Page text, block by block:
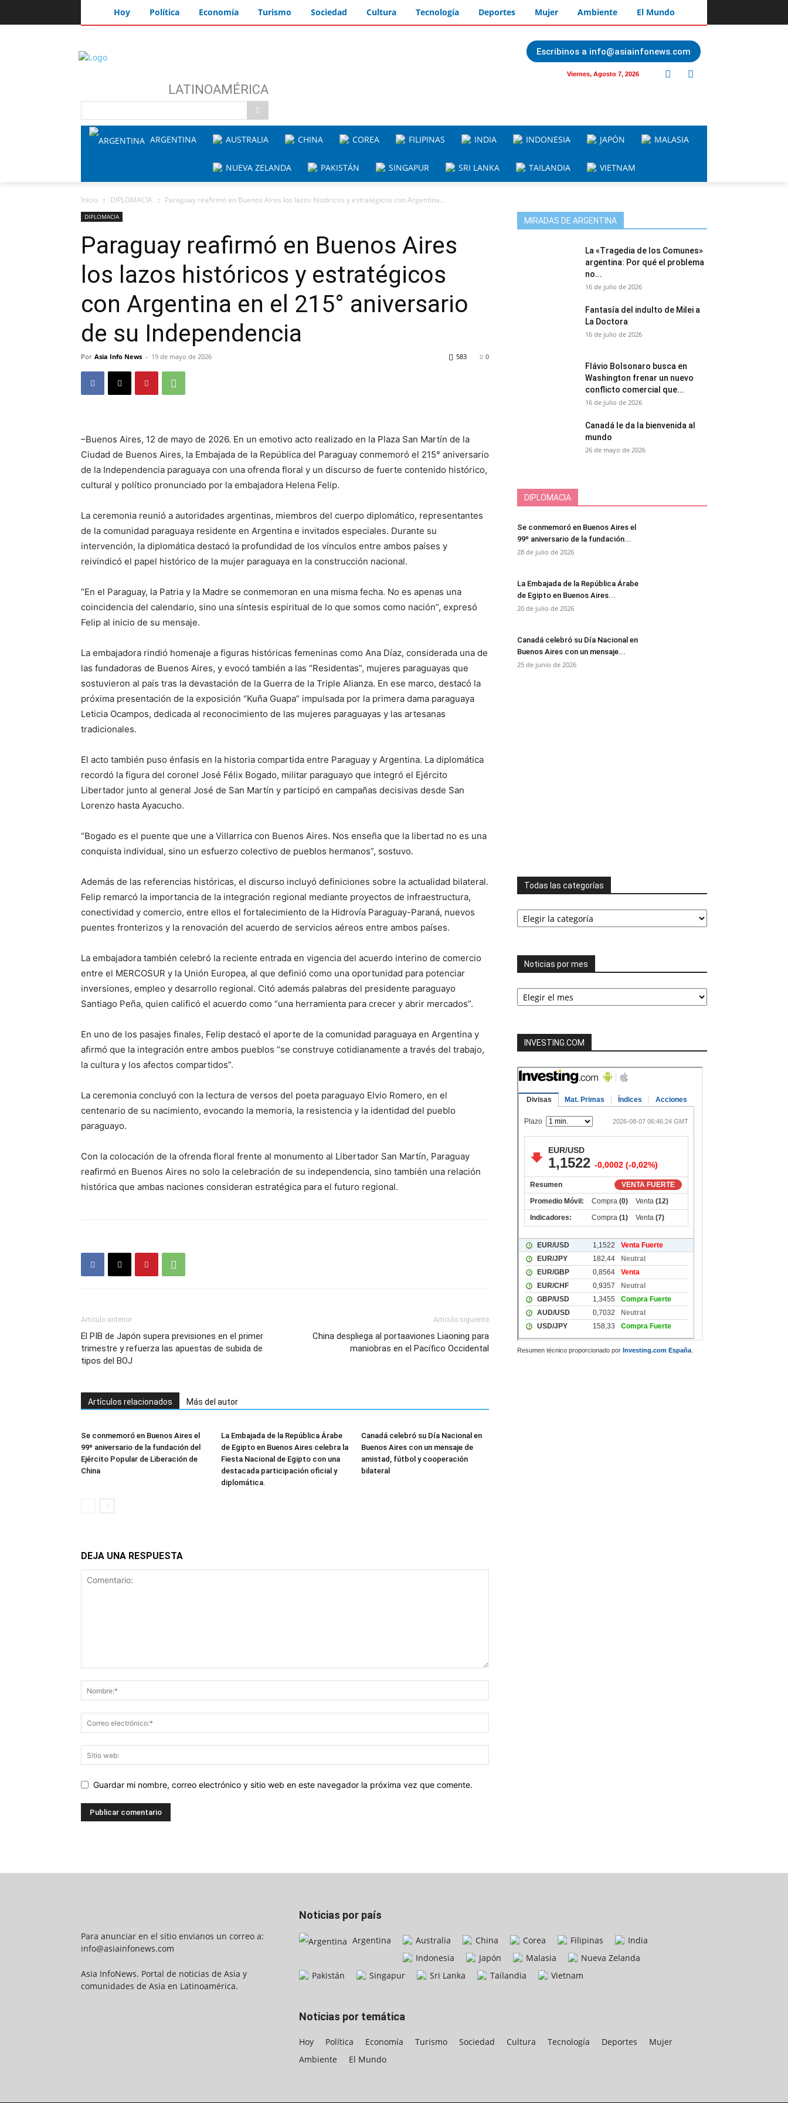
Hoy Política Economía Turismo Sociedad Cultura Tecnología Deportes Mujer Ambiente El Mundo
Escribinos a info@asiainfonews.com
Viernes, Agosto 7, 2026
LATINOAMÉRICA
ARGENTINA AUSTRALIA CHINA COREA FILIPINAS INDIA INDONESIA JAPÓN MALASIA
NUEVA ZELANDA PAKISTÁN SINGAPUR SRI LANKA TAILANDIA VIETNAM
Inicio DIPLOMACIA Paraguay reafirmó en Buenos Aires los lazos históricos y estratégicos con Argentina...
DIPLOMACIA
Paraguay reafirmó en Buenos Aires
los lazos históricos y estratégicos
con Argentina en el 215° aniversario
de su Independencia
Por Asia Info News - 19 de mayo de 2026 0
583
–Buenos Aires, 12 de mayo de 2026. En un emotivo acto realizado en la Plaza San Martín de la
Ciudad de Buenos Aires, la Embajada de la República del Paraguay conmemoró el 215° aniversario
de la Independencia paraguaya con una ofrenda floral y un discurso de fuerte contenido histórico,
cultural y político pronunciado por la embajadora Helena Felip.
La ceremonia reunió a autoridades argentinas, miembros del cuerpo diplomático, representantes
de la comunidad paraguaya residente en Argentina e invitados especiales. Durante su
intervención, la diplomática destacó la profundidad de los vínculos entre ambos países y
reivindicó el papel histórico de la mujer paraguaya en la construcción nacional.
“En el Paraguay, la Patria y la Madre se conmemoran en una misma fecha. No es apenas una
coincidencia del calendario, sino una síntesis espiritual de lo que somos como nación”, expresó
Felip al inicio de su mensaje.
La embajadora rindió homenaje a figuras históricas femeninas como Ana Díaz, considerada una de
las fundadoras de Buenos Aires, y evocó también a las “Residentas”, mujeres paraguayas que
sostuvieron al país tras la devastación de la Guerra de la Triple Alianza. En ese marco, destacó la
próxima presentación de la exposición “Kuña Guapa” impulsada por la primera dama paraguaya
Leticia Ocampos, dedicada al reconocimiento de las mujeres paraguayas y las artesanas
tradicionales.
El acto también puso énfasis en la historia compartida entre Paraguay y Argentina. La diplomática
recordó la figura del coronel José Félix Bogado, militar paraguayo que integró el Ejército
Libertador junto al general José de San Martín y participó en campañas decisivas desde San
Lorenzo hasta Ayacucho.
“Bogado es el puente que une a Villarrica con Buenos Aires. Nos enseña que la libertad no es una
conquista individual, sino un esfuerzo colectivo de pueblos hermanos”, sostuvo.
Además de las referencias históricas, el discurso incluyó definiciones sobre la actualidad bilateral.
Felip remarcó la importancia de la integración regional mediante proyectos de infraestructura,
conectividad y comercio, entre ellos el fortalecimiento de la Hidrovía Paraguay-Paraná, nuevos
puentes fronterizos y la renovación del acuerdo de servicios aéreos entre ambos países.
La embajadora también celebró la reciente entrada en vigencia del acuerdo interino de comercio
entre el MERCOSUR y la Unión Europea, al que definió como una oportunidad para potenciar
inversiones, empleo y desarrollo regional. Citó además palabras del presidente paraguayo
Santiago Peña, quien calificó el acuerdo como “una herramienta para crecer y abrir mercados”.
En uno de los pasajes finales, Felip destacó el aporte de la comunidad paraguaya en Argentina y
afirmó que la integración entre ambos pueblos “se construye cotidianamente a través del trabajo,
la cultura y los afectos compartidos”.
La ceremonia concluyó con la lectura de versos del poeta paraguayo Elvio Romero, en el
centenario de su nacimiento, evocando la memoria, la resistencia y la identidad del pueblo
paraguayo.
Con la colocación de la ofrenda floral frente al monumento al Libertador San Martín, Paraguay
reafirmó en Buenos Aires no solo la celebración de su independencia, sino también una relación
histórica que ambas naciones consideran estratégica para el futuro regional.
Artículo anterior
El PIB de Japón supera previsiones en el primer
trimestre y refuerza las apuestas de subida de
tipos del BOJ
Artículo siguiente
China despliega al portaaviones Liaoning para
maniobras en el Pacífico Occidental
Artículos relacionados Más del autor
Se conmemoró en Buenos Aires el
99º aniversario de la fundación del
Ejército Popular de Liberación de
China
La Embajada de la República Árabe
de Egipto en Buenos Aires celebra la
Fiesta Nacional de Egipto con una
destacada participación oficial y
diplomática.
Canadá celebró su Día Nacional en
Buenos Aires con un mensaje de
amistad, fútbol y cooperación
bilateral
DEJA UNA RESPUESTA
Guardar mi nombre, correo electrónico y sitio web en este navegador la próxima vez que comente.
MIRADAS DE ARGENTINA
La «Tragedia de los Comunes»
argentina: Por qué el problema
no...
16 de julio de 2026
Fantasía del indulto de Milei a
La Doctora
16 de julio de 2026
Flávio Bolsonaro busca en
Washington frenar un nuevo
conflicto comercial que...
16 de julio de 2026
Canadá le da la bienvenida al
mundo
26 de mayo de 2026
DIPLOMACIA
Se conmemoró en Buenos Aires el
99º aniversario de la fundación...
28 de julio de 2026
La Embajada de la República Árabe
de Egipto en Buenos Aires...
20 de julio de 2026
Canadá celebró su Día Nacional en
Buenos Aires con un mensaje...
25 de junio de 2026
Todas las categorías
Todas
las
Noticias por mes
Noticias
por
INVESTING.COM
Resumen técnico proporcionado por Investing.com España
Para anunciar en el sitio envianos un correo a:
info@asiainfonews.com
Asia InfoNews. Portal de noticias de Asia y
comunidades de Asia en Latinoamérica.
Noticias por país
Argentina Australia China Corea Filipinas
India
Indonesia
Japón Malasia
Nueva Zelanda
Pakistán
Singapur Sri Lanka Tailandia Vietnam
Noticias por temática
Hoy Política Economía Turismo Sociedad Cultura Tecnología Deportes
Mujer
Ambiente
El Mundo